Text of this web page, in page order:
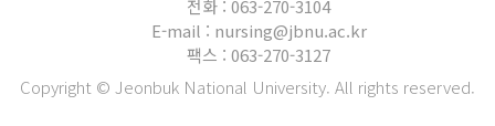
전화 : 063-270-3104
E-mail : nursing@jbnu.ac.kr
팩스 : 063-270-3127
Copyright © Jeonbuk National University. All rights reserved.